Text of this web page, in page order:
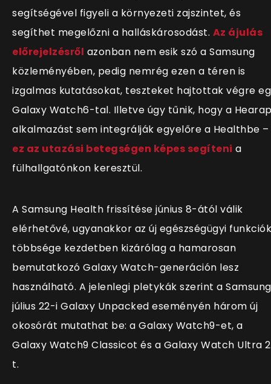
segítségével figyeli a környezeti zajszintet, és
segíthet megelőzni a halláskárosodást. Az ájulás
előrejelzésről azonban nem esik szó a Samsung
közleményében, pedig nemrég ezen a téren is
izgalmas kutatásokat, teszteket hajtottak végre
Galaxy Watch6-tal. Illetve úgy tűnik, hogy a
alkalmazást sem integrálják egyelőre a Healthbe –
ez az utazási betegségen képes segíteni a
fülhallgatónkon keresztül.
A Samsung Health frissítése június 8-ától válik
elérhetővé, ugyanakkor az új egészségügyi funkciók
többsége kezdetben kizárólag a hamarosan
bemutatkozó Galaxy Watch-generáción lesz
használható. A jelenlegi pletykák szerint a Samsung
július 22-i Galaxy Unpacked eseményén három új
okosórát mutathat be: a Galaxy Watch9-et, a
Galaxy Watch9 Classicot és a Galaxy Watch Ultra
t.